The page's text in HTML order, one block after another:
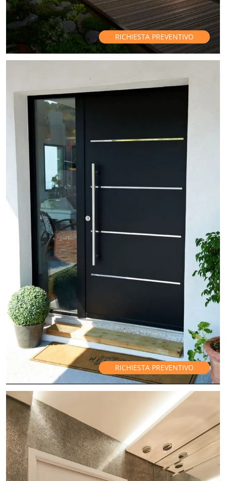
RICHIESTA PREVENTIVO
RICHIESTA PREVENTIVO